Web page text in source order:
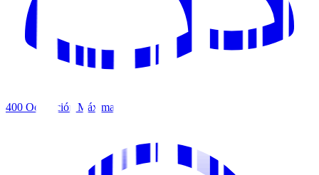
400 Ocupación Máxima